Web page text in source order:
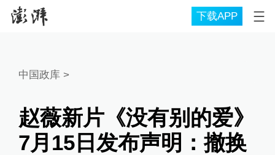
下载APP
中国政库 >
赵薇新片《没有别的爱》
7月15日发布声明：撤换